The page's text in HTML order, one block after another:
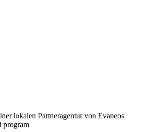
lokalen Partneragentur von Evaneos
program